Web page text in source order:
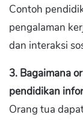
Contoh
pengalaman
dan interaksi
3. Bagaimana
pendidikan
Orang tua